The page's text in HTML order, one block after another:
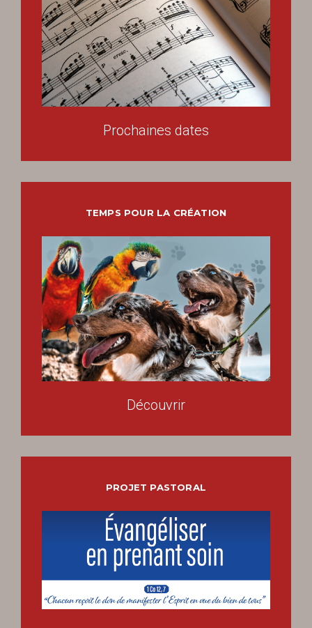
Prochaines dates
TEMPS POUR LA CRÉATION
Découvrir
PROJET PASTORAL